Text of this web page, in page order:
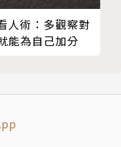
。
活，只是機械式的
得不到成效。」
人術：多觀察對
能為自己加分